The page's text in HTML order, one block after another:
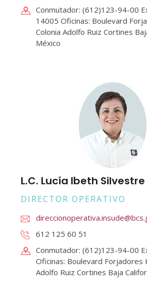
Conmutador: (612)123-94-00
14005 Oficinas: Boulevard
Colonia Adolfo Ruiz Cortines
México
L.C. Lucía Ibeth
DIRECTOR OPERATIVO
612 125 60 51
Conmutador: (612)123-94-00
Oficinas: Boulevard Forjadores
Adolfo Ruiz Cortines Baja